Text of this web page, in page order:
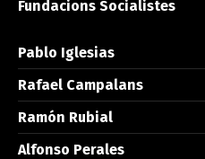
Fundacions Socialistes
Pablo Iglesias
Rafael Campalans
Ramón Rubial
Alfonso Perales